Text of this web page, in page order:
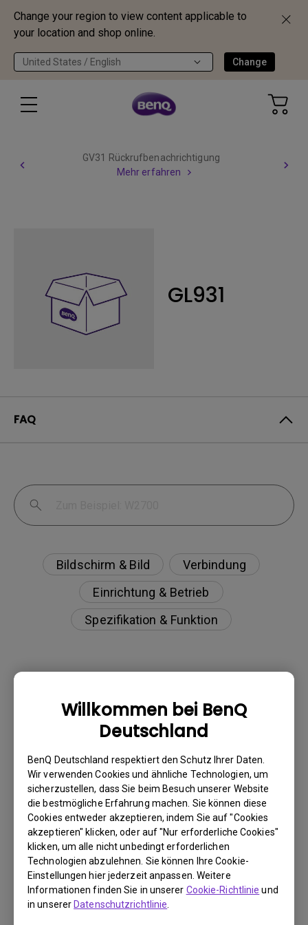
Change your region to view content applicable to
your location and shop online.
United States / English Change
Willkommen bei BenQ
Deutschland
BenQ Deutschland respektiert den Schutz Ihrer Daten.
Wir verwenden Cookies und ähnliche Technologien, um
sicherzustellen, dass Sie beim Besuch unserer Website
die bestmögliche Erfahrung machen. Sie können diese
Cookies entweder akzeptieren, indem Sie auf "Cookies
akzeptieren" klicken, oder auf "Nur erforderliche Cookies"
klicken, um alle nicht unbedingt erforderlichen
Technologien abzulehnen. Sie können Ihre Cookie-
Einstellungen hier jederzeit anpassen. Weitere
Informationen finden Sie in unserer Cookie-Richtlinie und
in unsererDatenschutzrichtlinie
GV31 Rückrufbenachrichtigung
Mehr erfahren
GL931
FAQ
Bildschirm & Bild
Verbindung
Einrichtung & Betrieb
Spezifikation & Funktion
Warum kann mein BenQ-Monitor über ein
USB-C(Typ C)-Kabel nicht ordnungsgemäß
angezeigt werden?
Was ist Backlight Bleed oder Backlight
Leaking?
Was versteht man unter "Image Sticking"
und wie kann man es vermeiden oder
beheben?
Muss ich den WHQL-Treiber (Windows